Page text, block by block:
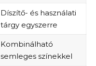
Díszítő- és használati
tárgy egyszerre
Kombinálható
semleges színekkel